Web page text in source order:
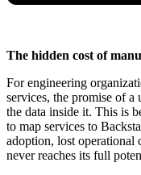
The hidden cost of
For engineering
services, the promise of
the data inside it. This is
to map services to
adoption, lost operational
never reaches its full